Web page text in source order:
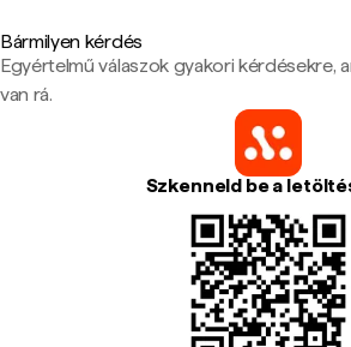
Bármilyen kérdés
Egyértelmű válaszok gyakori kérdésekre,
van rá.
Szkenneld be a